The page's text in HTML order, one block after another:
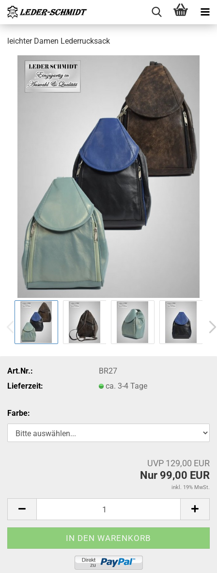
leich­ter Damen Le­der­ruck­sack
Art.Nr.:
BR27
Lieferzeit:
ca. 3-4 Tage
Farbe:
UVP 129,00 EUR
Nur 99,00 EUR
inkl. 19% MwSt.